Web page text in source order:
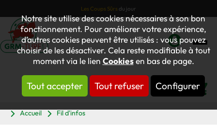
Notre site utilise des cookies nécessaires à son bon
fonctionnement. Pour améliorer votre expérience,
d’autres cookies peuvent être utilisés : vous pouvez
choisir de les désactiver. Cela reste modifiable à tout
moment via le lien Cookiesen bas de page.
Tout accepter Tout refuser Configurer
Les Coups Sûrs du jour
Mon
compte
Accueil
Fil d'infos